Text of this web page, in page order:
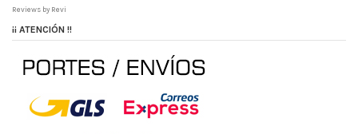
Reviews by Revi
¡¡ ATENCIÓN !!